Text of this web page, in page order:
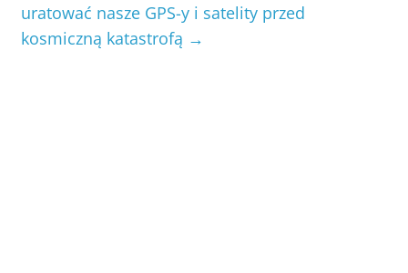
uratować nasze GPS-y i satelity przed
kosmiczną katastrofą →